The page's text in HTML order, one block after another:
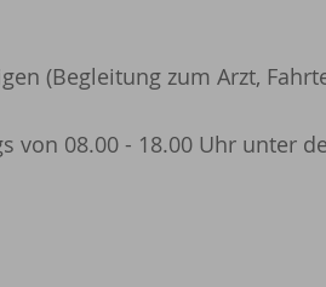
(Begleitung zum Arzt,
von 08.00 - 18.00 Uhr unter